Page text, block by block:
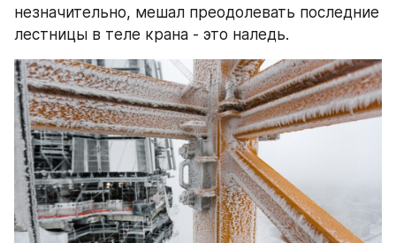
незначительно, мешал преодолевать последние
лестницы в теле крана - это наледь.